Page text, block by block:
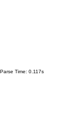
Parse Time: 0.117s